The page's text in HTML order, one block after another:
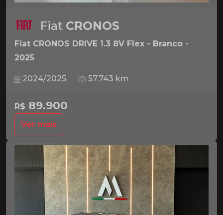
Fiat CRONOS
Fiat CRONOS DRIVE 1.3 8V Flex - Branco -
2025
2024/2025 57.743 km
R$ 89.900
Ver mais